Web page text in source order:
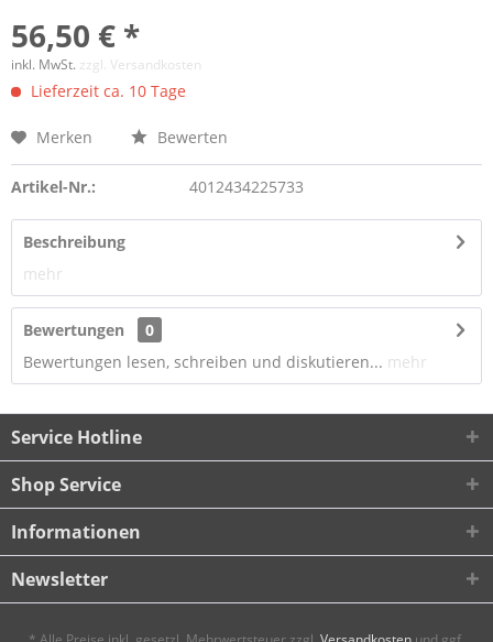
56,50 € *
inkl. MwSt. zzgl. Versandkosten
Lieferzeit ca. 10 Tage
Merken Bewerten
Artikel-Nr.: 4012434225733
Beschreibung
mehr
Bewertungen
0
Bewertungen lesen, schreiben und diskutieren... mehr
Service Hotline
Shop Service
Informationen
Newsletter